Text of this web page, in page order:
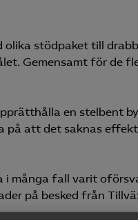
olika stödpaket till
Gemensamt för de
en stelbent
på att det saknas
i många fall varit
på besked från